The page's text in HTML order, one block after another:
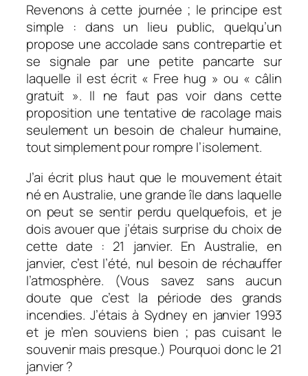
Revenons à cette journée ; le principe est
simple : dans un lieu public, quelqu’un
propose une accolade sans contrepartie et
se signale par une petite pancarte sur
laquelle il est écrit « Free hug » ou « câlin
gratuit ». Il ne faut pas voir dans cette
proposition une tentative de racolage mais
seulement un besoin de chaleur humaine,
tout simplement pour rompre l’isolement.
J’ai écrit plus haut que le mouvement était
né en Australie, une grande île dans laquelle
on peut se sentir perdu quelquefois, et je
dois avouer que j’étais surprise du choix de
cette date : 21 janvier. En Australie, en
janvier, c’est l’été, nul besoin de réchauffer
l’atmosphère. (Vous savez sans aucun
doute que c’est la période des grands
incendies. J’étais à Sydney en janvier 1993
et je m’en souviens bien ; pas cuisant le
souvenir mais presque.) Pourquoi donc le 21
janvier ?